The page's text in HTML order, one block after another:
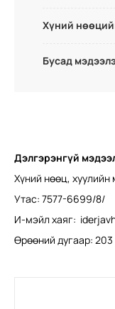
Хүний
Бусад
Дэлгэрэнгүй
Хүний нөөц,
Утас: 7577-6699/8/
И-мэйл хаяг:
Өрөөний дугаар: 203